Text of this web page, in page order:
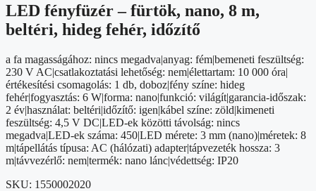
LED fényfüzér – fürtök, nano, 8 m,
beltéri, hideg fehér, időzítő
a fa magasságához: nincs megadva|anyag: fém|bemeneti feszültség:
230 V AC|csatlakoztatási lehetőség: nem|élettartam: 10 000 óra|
értékesítési csomagolás: 1 db, doboz|fény színe: hideg
fehér|fogyasztás: 6 W|forma: nano|funkció: világít|garancia-időszak:
2 év|használat: beltéri|időzítő: igen|kábel színe: zöld|kimeneti
feszültség: 4,5 V DC|LED-ek közötti távolság: nincs
megadva|LED-ek száma: 450|LED mérete: 3 mm (nano)|méretek: 8
m|tápellátás típusa: AC (hálózati) adapter|tápvezeték hossza: 3
m|távvezérlő: nem|termék: nano lánc|védettség: IP20
SKU: 1550002020